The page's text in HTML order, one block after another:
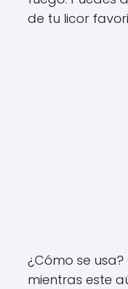
de tu licor
¿Cómo se
mientras este